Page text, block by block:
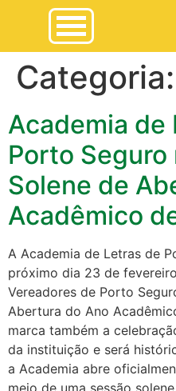
Categoria:
Academia de
Porto Seguro
Solene de
Acadêmico
A Academia de Letras de
próximo dia 23 de
Vereadores de Porto
Abertura do Ano
marca também a
da instituição e será
a Academia abre
meio de uma sessão